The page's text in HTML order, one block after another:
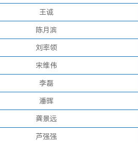
王诚
陈月滨
刘率领
宋维伟
李磊
潘晖
龚景远
芦强强